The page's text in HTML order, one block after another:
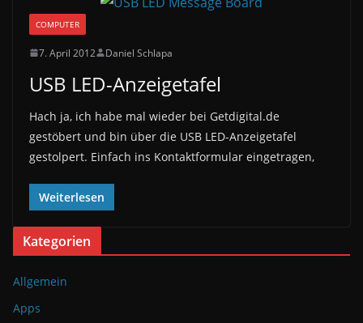
COMPUTER
7. April 2012 Daniel Schlapa
USB LED-Anzeigetafel
Hach ja, ich habe mal wieder bei Getdigital.de
gestöbert und bin über die USB LED-Anzeigetafel
gestolpert. Einfach ins Kontaktformular eingetragen,
Weiterlesen
Kategorien
Allgemein
Apps